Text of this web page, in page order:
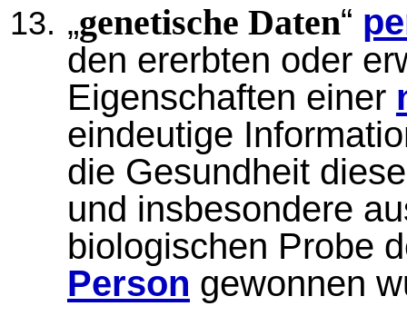
„genetische Daten“
den ererbten oder
Eigenschaften einer
eindeutige
die Gesundheit
und insbesondere
biologischen Probe
Person gewonnen